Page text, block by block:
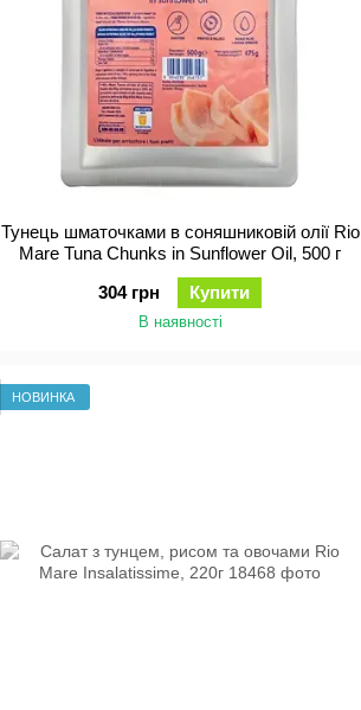
Тунець шматочками в соняшниковій олії Rio
Mare Tuna Chunks in Sunflower Oil, 500 г
304 грн
Купити
В наявності
НОВИНКА